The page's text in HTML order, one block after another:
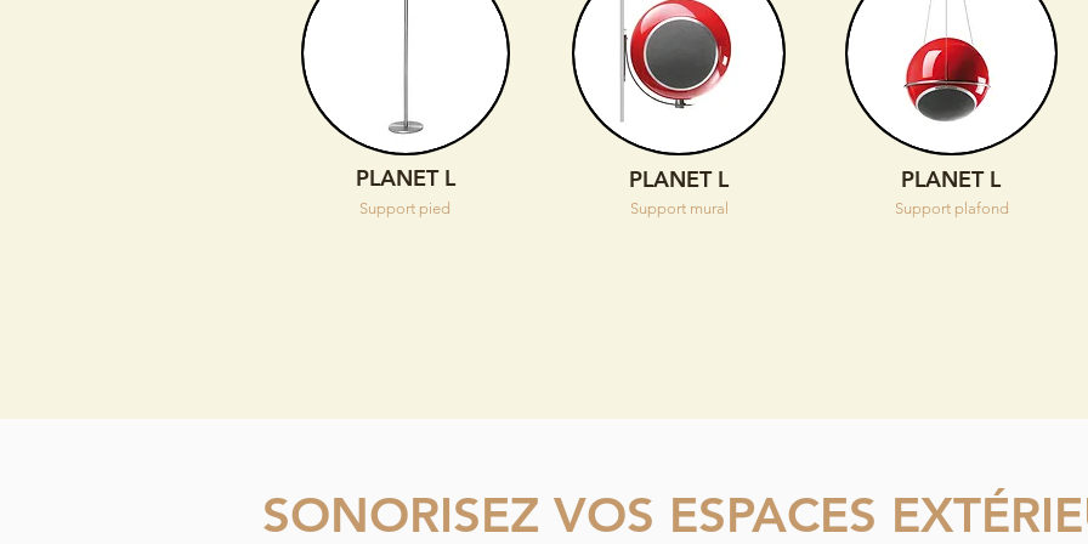
PLANET L
Support pied
PLANET L
Support mural
PLANET L
Support plafond
SONORISEZ VOS ESPACES